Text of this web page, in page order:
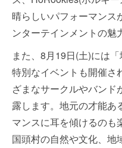
晴らしいパフォーマンス
ンターテインメントの魅
また、8月19日(土)には
特別なイベントも開催さ
ざまなサークルやバンド
露します。地元の才能あ
マンスに耳を傾けるのも
国頭村の自然や文化、地